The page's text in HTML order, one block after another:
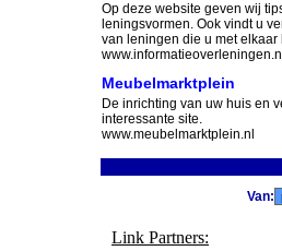
Op deze website geven wij
leningsvormen. Ook vindt u
van leningen die u met elkaar
www.informatieoverleningen.nl
Meubelmarktplein
De inrichting van uw huis en
interessante site.
www.meubelmarktplein.nl
Link Partners:
Van: